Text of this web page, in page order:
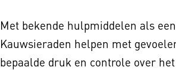
Met bekende hulpmiddelen als
Kauwsieraden helpen met
bepaalde druk en controle over